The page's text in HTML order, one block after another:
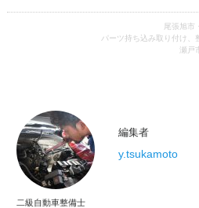
尾張旭市
パーツ持ち込み取り付け、
瀬戸
編集者
y.tsukamoto
二級自動車整備士